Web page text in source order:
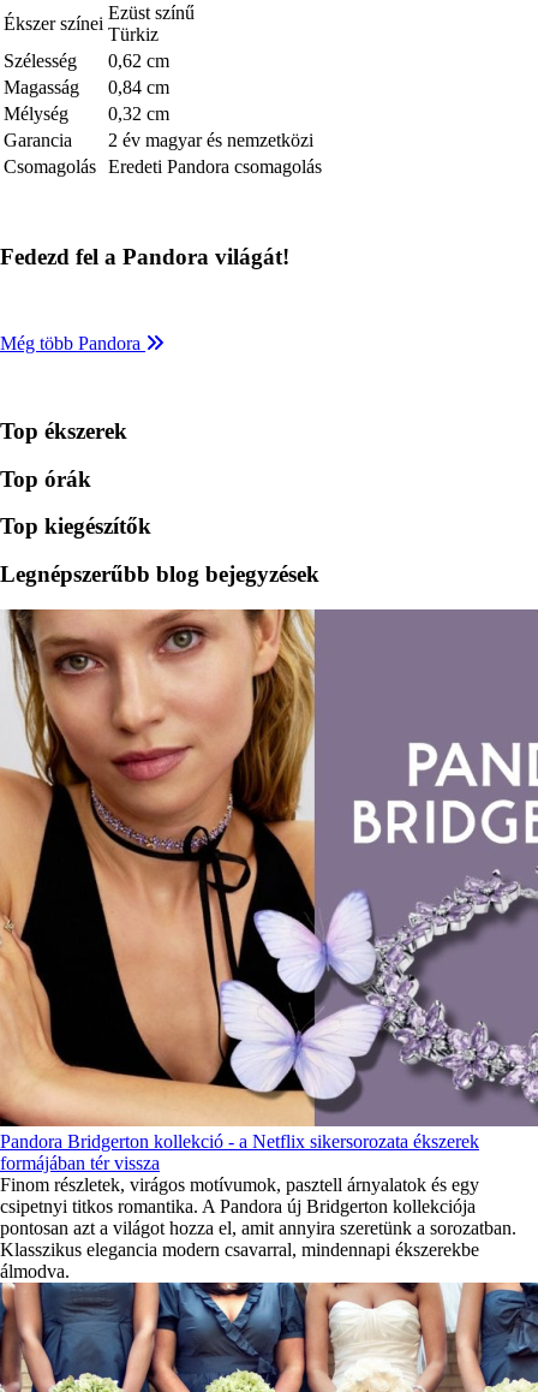
Ékszer színei
Ezüst színű
Türkiz
Szélesség
0,62 cm
Magasság
0,84 cm
Mélység
0,32 cm
Garancia
2 év magyar és nemzetközi
Csomagolás Eredeti Pandora csomagolás
Fedezd fel a Pandora világát!
Még több Pandora
Top ékszerek
Top órák
Top kiegészítők
Legnépszerűbb blog bejegyzések
Pandora Bridgerton kollekció - a Netflix sikersorozata ékszerek
formájában tér vissza
Finom részletek, virágos motívumok, pasztell árnyalatok és egy
csipetnyi titkos romantika. A Pandora új Bridgerton kollekciója
pontosan azt a világot hozza el, amit annyira szeretünk a sorozatban.
Klasszikus elegancia modern csavarral, mindennapi ékszerekbe
álmodva.